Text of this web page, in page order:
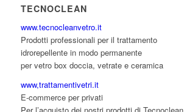
TECNOCLEAN
www.tecnocleanvetro.it
Prodotti professionali per il trattamento
idrorepellente in modo permanente
per vetro box doccia, vetrate e ceramica
www,trattamentivetri.it
E-commerce per privati
Per l’acquisto dei nostri prodotti di Tecnoclean